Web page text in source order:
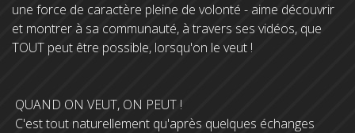
une force de caractère pleine de volonté - aime découvrir
et montrer à sa communauté, à travers ses vidéos, que
TOUT peut être possible, lorsqu'on le veut !
QUAND ON VEUT, ON PEUT !
C'est tout naturellement qu'après quelques échanges